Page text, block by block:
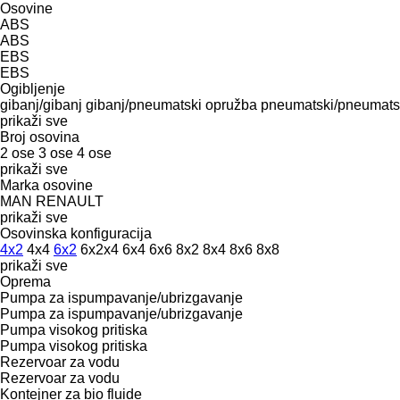
Osovine
ABS
ABS
EBS
EBS
Ogibljenje
gibanj/gibanj gibanj/pneumatski opružba pneumatski/
prikaži sve
Broj osovina
2 ose 3 ose 4 ose
prikaži sve
Marka osovine
MAN RENAULT
prikaži sve
Osovinska konfiguracija
4x2 4x4 6x2 6x2x4 6x4 6x6 8x2 8x4 8x6 8x8
prikaži sve
Oprema
Pumpa za ispumpavanje/ubrizgavanje
Pumpa za ispumpavanje/ubrizgavanje
Pumpa visokog pritiska
Pumpa visokog pritiska
Rezervoar za vodu
Rezervoar za vodu
Kontejner za bio fluide